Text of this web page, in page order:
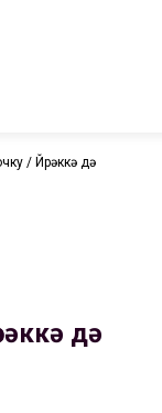
/ Йөрәккә дә
дә